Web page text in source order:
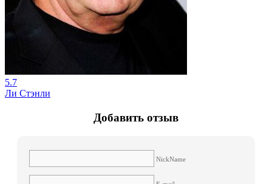
5.7
Ли Стэнли
Добавить отзыв
NickName